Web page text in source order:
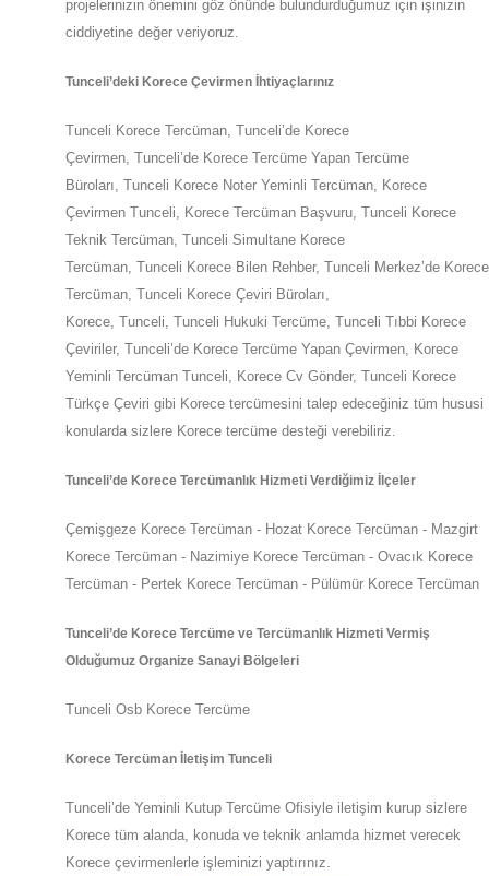
projelerinizin önemini göz önünde bulundurduğumuz için işinizin
ciddiyetine değer veriyoruz.
Tunceli’deki Korece Çevirmen İhtiyaçlarınız
Tunceli Korece Tercüman, Tunceli’de Korece
Çevirmen, Tunceli’de Korece Tercüme Yapan Tercüme
Büroları, Tunceli Korece Noter Yeminli Tercüman, Korece
Çevirmen Tunceli, Korece Tercüman Başvuru, Tunceli Korece
Teknik Tercüman, Tunceli Simultane Korece
Tercüman, Tunceli Korece Bilen Rehber, Tunceli Merkez’de Korece
Tercüman, Tunceli Korece Çeviri Büroları,
Korece, Tunceli, Tunceli Hukuki Tercüme, Tunceli Tıbbi Korece
Çeviriler, Tunceli’de Korece Tercüme Yapan Çevirmen, Korece
Yeminli Tercüman Tunceli, Korece Cv Gönder, Tunceli Korece
Türkçe Çeviri gibi Korece tercümesini talep edeceğiniz tüm hususi
konularda sizlere Korece tercüme desteği verebiliriz.
Tunceli’de Korece Tercümanlık Hizmeti Verdiğimiz İlçeler
Çemişgeze Korece Tercüman - Hozat Korece Tercüman - Mazgirt
Korece Tercüman - Nazimiye Korece Tercüman - Ovacık Korece
Tercüman - Pertek Korece Tercüman - Pülümür Korece Tercüman
Tunceli’de Korece Tercüme ve Tercümanlık Hizmeti Vermiş
Olduğumuz Organize Sanayi Bölgeleri
Tunceli Osb Korece Tercüme
Korece Tercüman İletişim Tunceli
Tunceli’de Yeminli Kutup Tercüme Ofisiyle iletişim kurup sizlere
Korece tüm alanda, konuda ve teknik anlamda hizmet verecek
Korece çevirmenlerle işleminizi yaptırınız.